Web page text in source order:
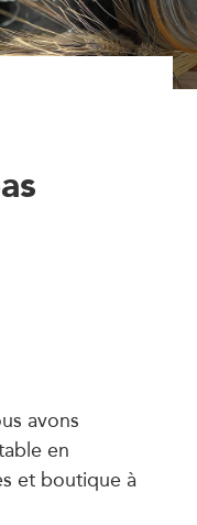
avons
en
et boutique à